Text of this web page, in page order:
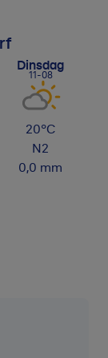
Dinsdag
11-08
20°C
N 2
0,0 mm